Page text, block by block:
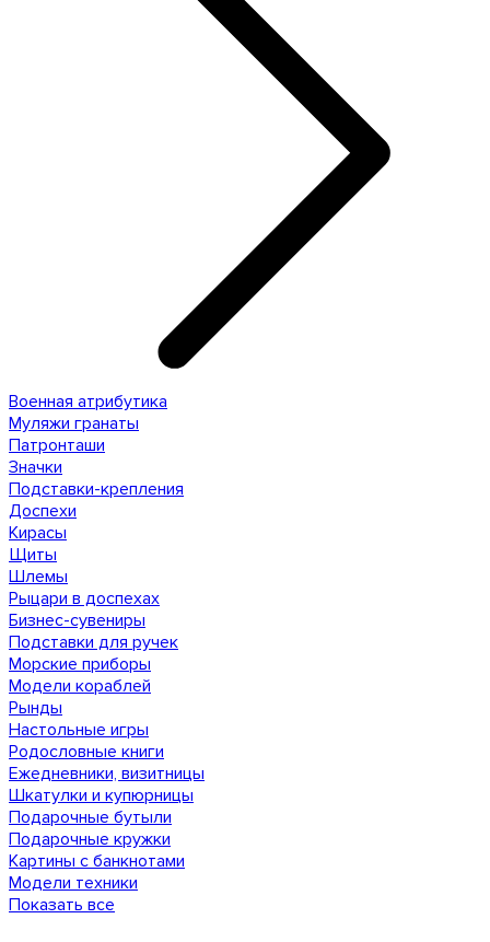
Военная атрибутика
Муляжи гранаты
Патронташи
Значки
Подставки-крепления
Доспехи
Кирасы
Щиты
Шлемы
Рыцари в доспехах
Бизнес-сувениры
Подставки для ручек
Морские приборы
Модели кораблей
Рынды
Настольные игры
Родословные книги
Ежедневники, визитницы
Шкатулки и купюрницы
Подарочные бутыли
Подарочные кружки
Картины с банкнотами
Модели техники
Показать все